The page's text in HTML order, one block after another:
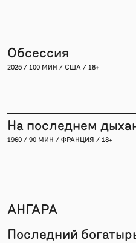
Обсессия
2025 / 100 МИН / США / 18+
На последнем
1960 / 90 МИН / ФРАНЦИЯ / 18+
АНГАРА
Последний